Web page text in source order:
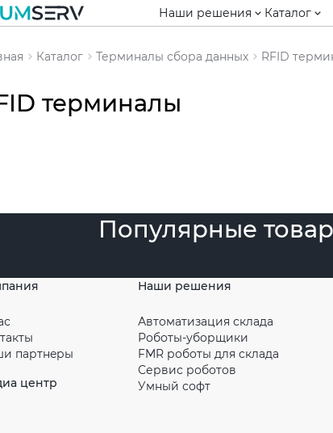
Наши решения Каталог
Каталог Терминалы сбора данных RFID
терминалы
Популярные
партнeры
центр
Наши решения
Автоматизация склада
Роботы-уборщики
FMR роботы для склада
Сервис роботов
Умный софт